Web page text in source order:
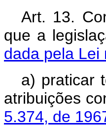
Art. 13.
que a
dada pela Lei
a) praticar
atribuições
5.374, de